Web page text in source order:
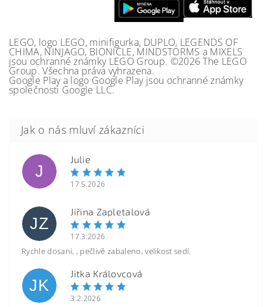
LEGO, logo LEGO, minifigurka, DUPLO, LEGENDS OF
CHIMA, NINJAGO, BIONICLE, MINDSTORMS a MIXELS
jsou ochranné známky LEGO Group. ©2026 The LEGO
Group. Všechna práva vyhrazena.
Google Play a logo Google Play jsou ochranné známky
společnosti Google LLC.
J
Julie
17.5.2026
JZ
Jiřina Zapletalová
17.3.2026
Rychle dosani, , pečlivě zabaleno, velikost sedí.
JK
Jitka Královcová
3.2.2026